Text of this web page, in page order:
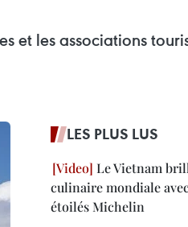
et les associations
LES PLUS LUS
Le Vietnam
culinaire mondiale
étoilés Michelin